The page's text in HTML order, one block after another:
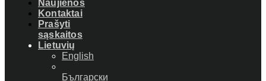
Naujienos
Kontaktai
Prašyti
sąskaitos
Lietuvių
English
Български